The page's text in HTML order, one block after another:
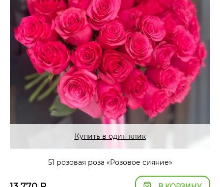
Купить в один клик
51 розовая роза «Розовое сияние»